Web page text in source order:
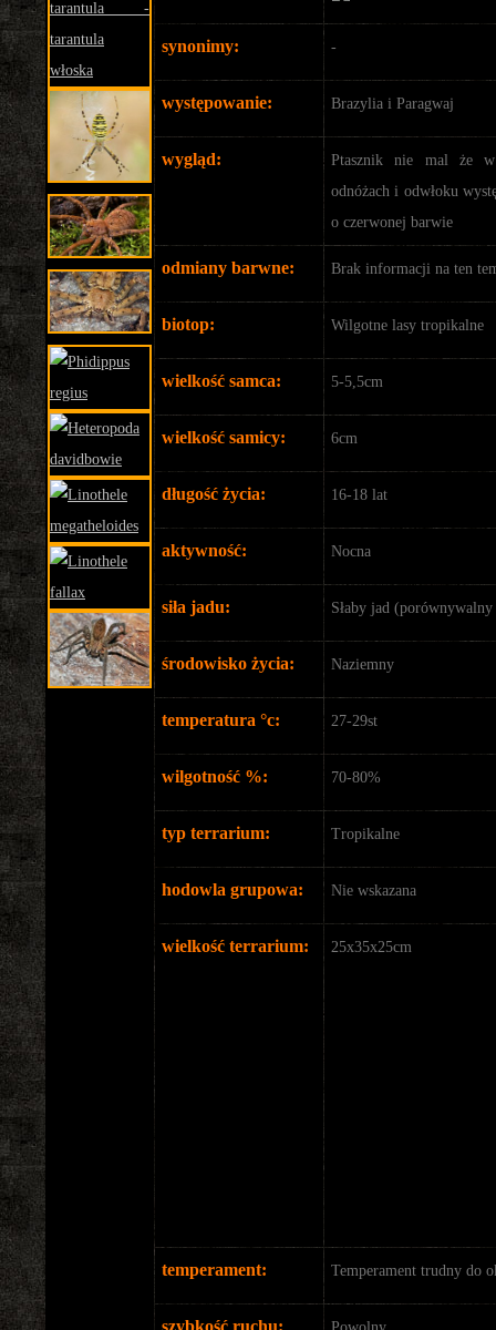
synonimy: -
występowanie: Brazylia i Paragwaj
wygląd:
Ptasznik nie mal że w
odnóżach i odwłoku
o czerwonej barwie
odmiany barwne: Brak informacji na ten
biotop: Wilgotne lasy tropikalne
wielkość samca: 5-5,5cm
wielkość samicy: 6cm
długość życia: 16-18 lat
aktywność: Nocna
siła jadu: Słaby jad (porównywalny
środowisko życia: Naziemny
temperatura °c: 27-29st
wilgotność %: 70-80%
typ terrarium: Tropikalne
hodowla grupowa: Nie wskazana
wielkość terrarium: 25x35x25cm
temperament: Temperament trudny do
szybkość ruchu: